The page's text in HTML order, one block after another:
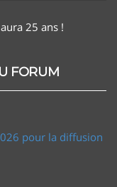
aura 25 ans !
FORUM
pour la diffusion